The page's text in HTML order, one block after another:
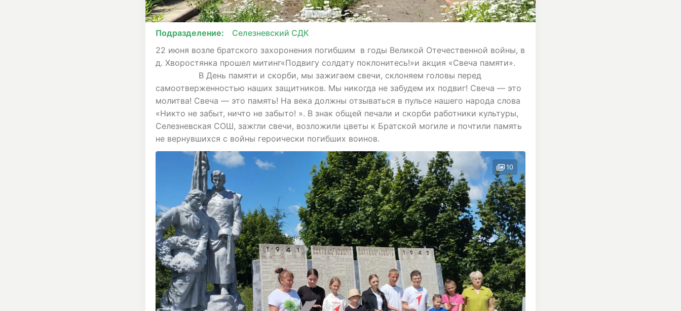
Подразделение:
Селезневский СДК
22 июня возле братского захоронения погибшим в годы Великой Отечественной войны, в
д. Хворостянка прошел митинг«Подвигу солдату поклонитесь!»и акция «Свеча памяти».
В День памяти и скорби, мы зажигаем свечи, склоняем головы перед
самоотверженностью наших защитников. Мы никогда не забудем их подвиг! Свеча — это
молитва! Свеча — это память! На века должны отзываться в пульсе нашего народа слова
«Никто не забыт, ничто не забыто! ». В знак общей печали и скорби работники культуры,
Селезневская СОШ, зажгли свечи, возложили цветы к Братской могиле и почтили память
не вернувшихся с войны героически погибших воинов.
10